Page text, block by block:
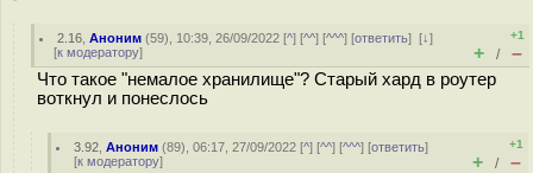
2.16 ,Аноним (59), 10:39, 26/09/2022 [^] [^^] [^^^] [ответить][↓]
[к модератору]
+1
+ / –
Что такое "немалое хранилище"? Старый хард в роутер
воткнул и понеслось
3.92 ,Аноним (89), 06:17, 27/09/2022 [^] [^^] [^^^] [ответить]
[к модератору]
+1
+ / –